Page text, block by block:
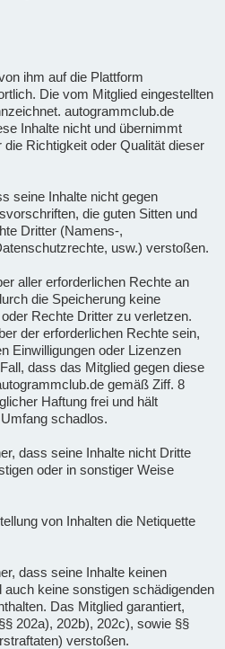
ihm auf die Plattform
Die vom Mitglied eingestellten
autogrammclub.de
Inhalte nicht und übernimmt
Richtigkeit oder Qualität dieser
seine Inhalte nicht gegen
die guten Sitten und
Dritter (Namens-,
usw.) verstoßen.
aller erforderlichen Rechte an
die Speicherung keine
Rechte Dritter zu verletzen.
der erforderlichen Rechte sein,
Einwilligungen oder Lizenzen
dass das Mitglied gegen diese
gemäß Ziff. 8
Haftung frei und hält
schadlos.
dass seine Inhalte nicht Dritte
oder in sonstiger Weise
von Inhalten die Netiquette
dass seine Inhalte keinen
keine sonstigen schädigenden
Das Mitglied garantiert,
202a), 202b), 202c), sowie §§
verstoßen.